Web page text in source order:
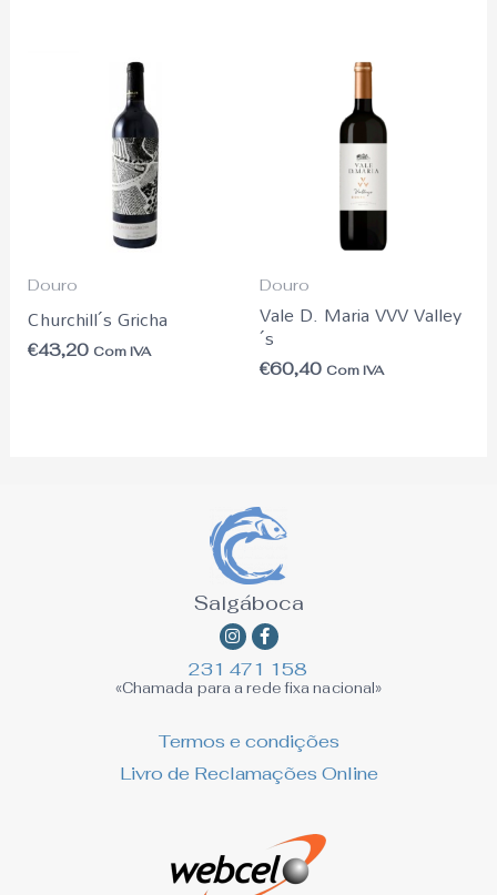
Douro
Churchill´s Gricha
€43,20 Com IVA
Douro
Vale D. Maria VVV Valley
´s
€60,40 Com IVA
Termos e condições
Livro de Reclamações Online
Salgáboca
Instagram
Facebook-
f
231 471 158
«Chamada para a rede fixa nacional»